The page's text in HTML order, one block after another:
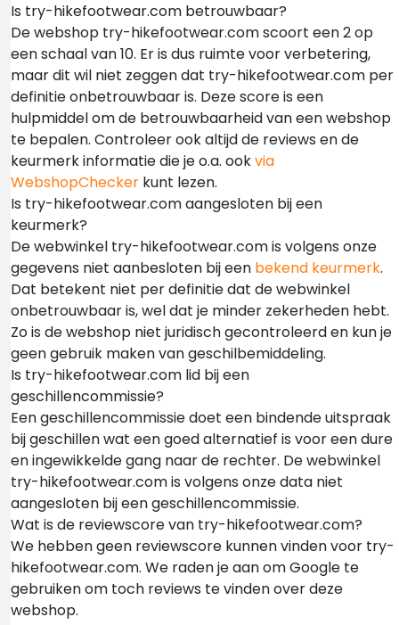
Is try-hikefootwear.com betrouwbaar?
De webshop try-hikefootwear.com scoort een 2 op
een schaal van 10. Er is dus ruimte voor verbetering,
maar dit wil niet zeggen dat try-hikefootwear.com per
definitie onbetrouwbaar is. Deze score is een
hulpmiddel om de betrouwbaarheid van een webshop
te bepalen. Controleer ook altijd de reviews en de
keurmerk informatie die je o.a. ookvia
WebshopChecker kunt lezen.
Is try-hikefootwear.com aangesloten bij een
keurmerk?
De webwinkel try-hikefootwear.com is volgens onze
gegevens niet aanbesloten bij een bekend keurmerk.
Dat betekent niet per definitie dat de webwinkel
onbetrouwbaar is, wel dat je minder zekerheden hebt.
Zo is de webshop niet juridisch gecontroleerd en kun je
geen gebruik maken van geschilbemiddeling.
Is try-hikefootwear.com lid bij een
geschillencommissie?
Een geschillencommissie doet een bindende uitspraak
bij geschillen wat een goed alternatief is voor een dure
en ingewikkelde gang naar de rechter. De webwinkel
try-hikefootwear.com is volgens onze data niet
aangesloten bij een geschillencommissie.
Wat is de reviewscore van try-hikefootwear.com?
We hebben geen reviewscore kunnen vinden voor try-
hikefootwear.com. We raden je aan om Google te
gebruiken om toch reviews te vinden over deze
webshop.